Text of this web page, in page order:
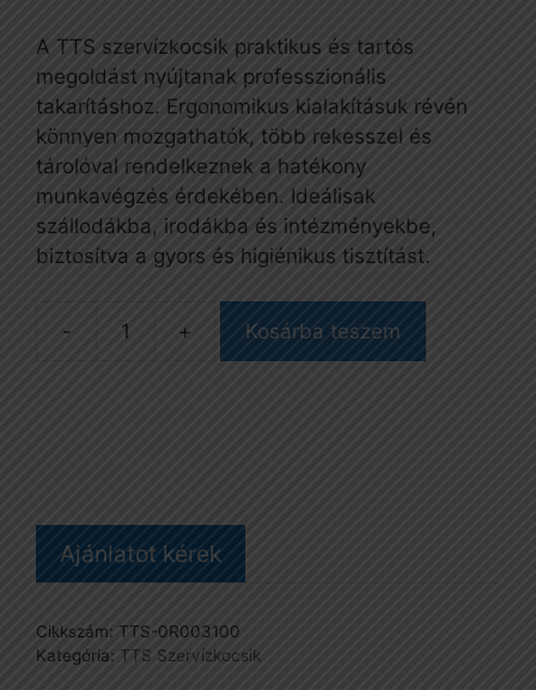
A TTS szervízkocsik praktikus és tartós
megoldást nyújtanak professzionális
takarításhoz. Ergonomikus kialakításuk révén
könnyen mozgathatók, több rekesszel és
tárolóval rendelkeznek a hatékony
munkavégzés érdekében. Ideálisak
szállodákba, irodákba és intézményekbe,
biztosítva a gyors és higiénikus tisztítást.
Green
Kosárba teszem
Ajánlatot kérek
Cikkszám: TTS-0R003100
Kategória: TTS Szervízkocsik